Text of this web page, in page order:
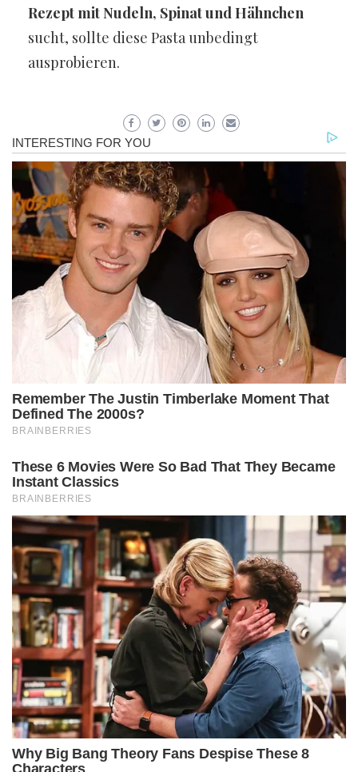
Rezept mit Nudeln, Spinat und Hähnchen
sucht, sollte diese Pasta unbedingt
ausprobieren.